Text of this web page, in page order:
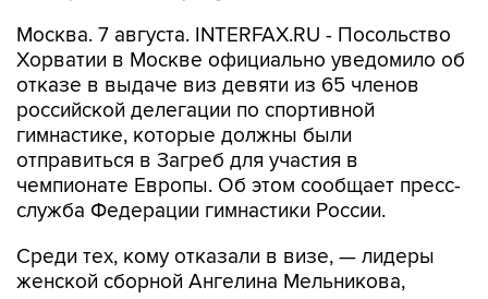
Москва. 7 августа. INTERFAX.RU - Посольство
Хорватии в Москве официально уведомило об
отказе в выдаче виз девяти из 65 членов
российской делегации по спортивной
гимнастике, которые должны были
отправиться в Загреб для участия в
чемпионате Европы. Об этом сообщает пресс-
служба Федерации гимнастики России.
Среди тех, кому отказали в визе, — лидеры
женской сборной Ангелина Мельникова,